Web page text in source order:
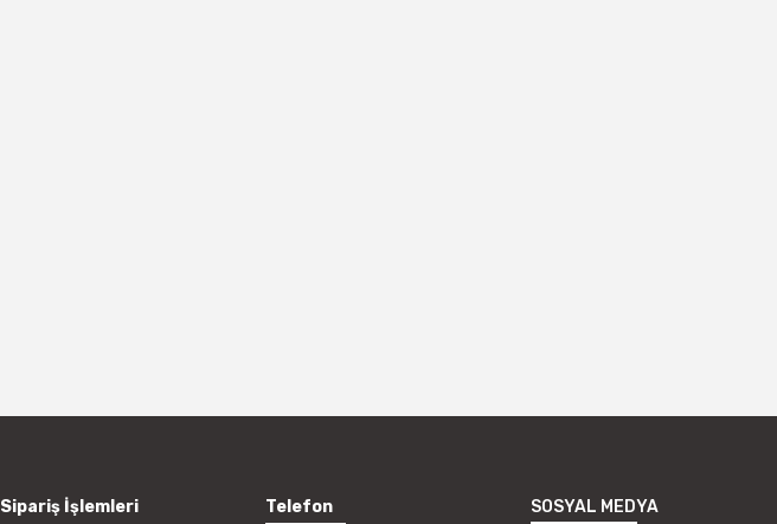
Sipariş İşlemleri Telefon SOSYAL MEDYA